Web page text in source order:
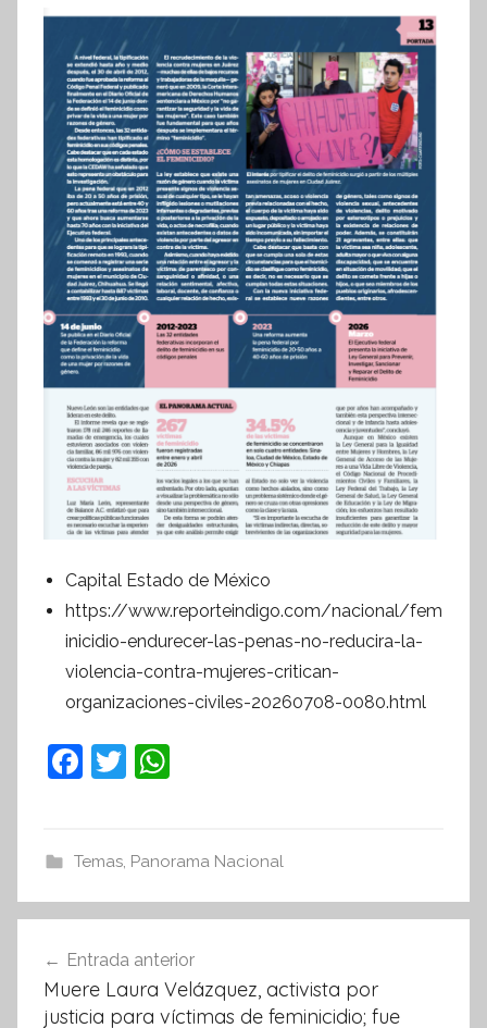
Capital Estado de México
https://www.reporteindigo.com/nacional/fem
inicidio-endurecer-las-penas-no-reducira-la-
violencia-contra-mujeres-critican-
organizaciones-civiles-20260708-0080.html
F
e
b
o
k
T
er s
A
p
Temas, Panorama Nacional
de
entradas
Entrada anterior
Muere Laura Velázquez, activista por
justicia para víctimas de feminicidio; fue